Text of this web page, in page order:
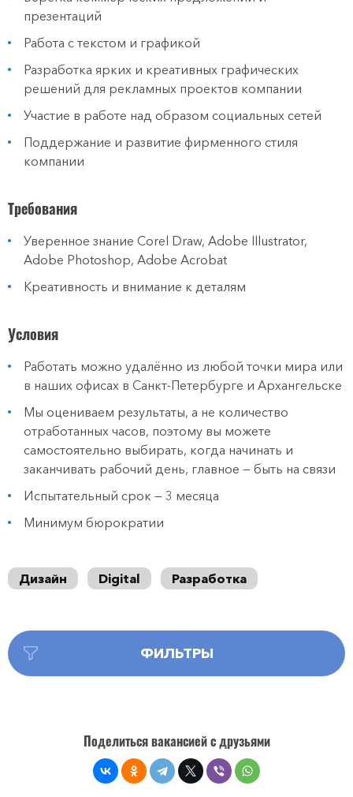
презентаций
Работа с текстом и графикой
Разработка ярких и креативных графических
решений для рекламных проектов компании
Участие в работе над образом социальных сетей
Поддержание и развитие фирменного стиля
компании
Требования
Уверенное знание Corel Draw, Adobe Illustrator,
Adobe Photoshop, Adobe Acrobat
Креативность и внимание к деталям
Условия
Работать можно удалённо из любой точки мира или
в наших офисах в Санкт-Петербурге и Архангельске
Мы оцениваем результаты, а не количество
отработанных часов, поэтому вы можете
самостоятельно выбирать, когда начинать и
заканчивать рабочий день, главное — быть на связи
Испытательный срок — 3 месяца
Минимум бюрократии
Дизайн Digital Разработка
ФИЛЬТРЫ
Поделиться вакансией с друзьями